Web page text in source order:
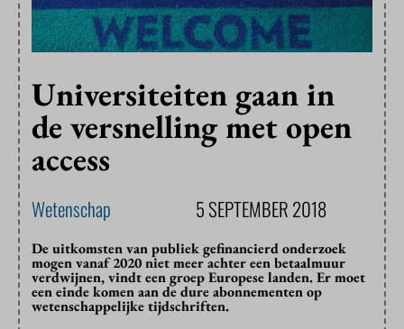
Universiteiten gaan in
de versnelling met open
access
Wetenschap 5 SEPTEMBER 2018
De uitkomsten van publiek gefinancierd onderzoek
mogen vanaf 2020 niet meer achter een betaalmuur
verdwijnen, vindt een groep Europese landen. Er moet
een einde komen aan de dure abonnementen op
wetenschappelijke tijdschriften.